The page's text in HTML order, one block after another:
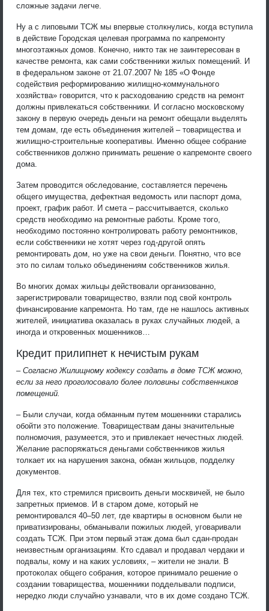
сложные задачи легче.
Ну а с липовыми ТСЖ мы впервые столкнулись, когда вступила
в действие Городская целевая программа по капремонту
многоэтажных домов. Конечно, никто так не заинтересован в
качестве ремонта, как сами собственники жилых помещений. И
в федеральном законе от 21.07.2007 № 185 «О Фонде
содействия реформированию жилищно-коммунального
хозяйства» говорится, что к расходованию средств на ремонт
должны привлекаться собственники. И согласно московскому
закону в первую очередь деньги на ремонт обещали выделять
тем домам, где есть объединения жителей – товарищества и
жилищно-строительные кооперативы. Именно общее собрание
собственников должно принимать решение о капремонте своего
дома.
Затем проводится обследование, составляется перечень
общего имущества, дефектная ведомость или паспорт дома,
проект, график работ. И смета – рассчитывается, сколько
средств необходимо на ремонтные работы. Кроме того,
необходимо постоянно контролировать работу ремонтников,
если собственники не хотят через год-другой опять
ремонтировать дом, но уже на свои деньги. Понятно, что все
это по силам только объединениям собственников жилья.
Во многих домах жильцы действовали организованно,
зарегистрировали товарищество, взяли под свой контроль
финансирование капремонта. Но там, где не нашлось активных
жителей, инициатива оказалась в руках случайных людей, а
иногда и откровенных мошенников…
Кредит прилипнет к нечистым рукам
– Согласно Жилищному кодексу создать в доме ТСЖ можно,
если за него проголосовало более половины собственников
помещений.
– Были случаи, когда обманным путем мошенники старались
обойти это положение. Товариществам даны значительные
полномочия, разумеется, это и привлекает нечестных людей.
Желание распоряжаться деньгами собственников жилья
толкает их на нарушения закона, обман жильцов, подделку
документов.
Для тех, кто стремился присвоить деньги москвичей, не было
запретных приемов. И в старом доме, который не
ремонтировался 40–50 лет, где квартиры в основном были не
приватизированы, обманывали пожилых людей, уговаривали
создать ТСЖ. При этом первый этаж дома был сдан-продан
неизвестным организациям. Кто сдавал и продавал чердаки и
подвалы, кому и на каких условиях, – жители не знали. В
протоколах общего собрания, которое принимало решение о
создании товарищества, мошенники подделывали подписи,
нередко люди случайно узнавали, что в их доме создано ТСЖ.